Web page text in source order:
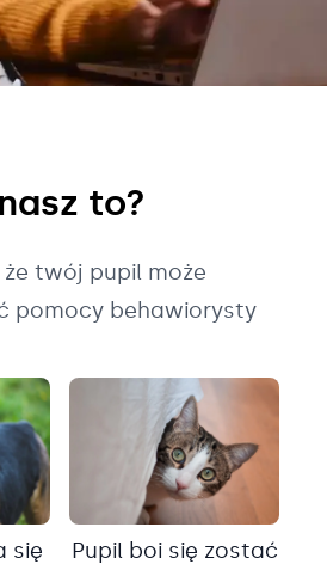
to?
że twój pupil może
pomocy behawiorysty
się
Pupil boi się zostać